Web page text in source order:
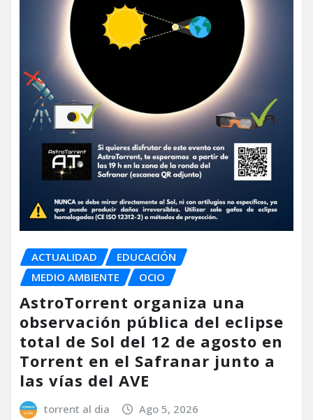
ACTUALIDAD
EDUCACIÓN
MEDIO AMBIENTE
OCIO
AstroTorrent organiza una
observación pública del eclipse
total de Sol del 12 de agosto en
Torrent en el Safranar junto a
las vías del AVE
torrent al dia Ago 5, 2026